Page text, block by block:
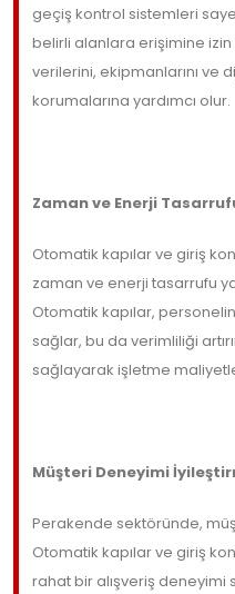
geçiş kontrol sistemleri
belirli alanlara erişimine
verilerini, ekipmanlarını ve
korumalarına yardımcı olur.
Zaman ve Enerji
Otomatik kapılar ve giriş
zaman ve enerji tasarrufu
Otomatik kapılar, personelin
sağlar, bu da verimliliği
sağlayarak işletme
Müşteri Deneyimi
Perakende sektöründe,
Otomatik kapılar ve giriş
rahat bir alışveriş deneyimi